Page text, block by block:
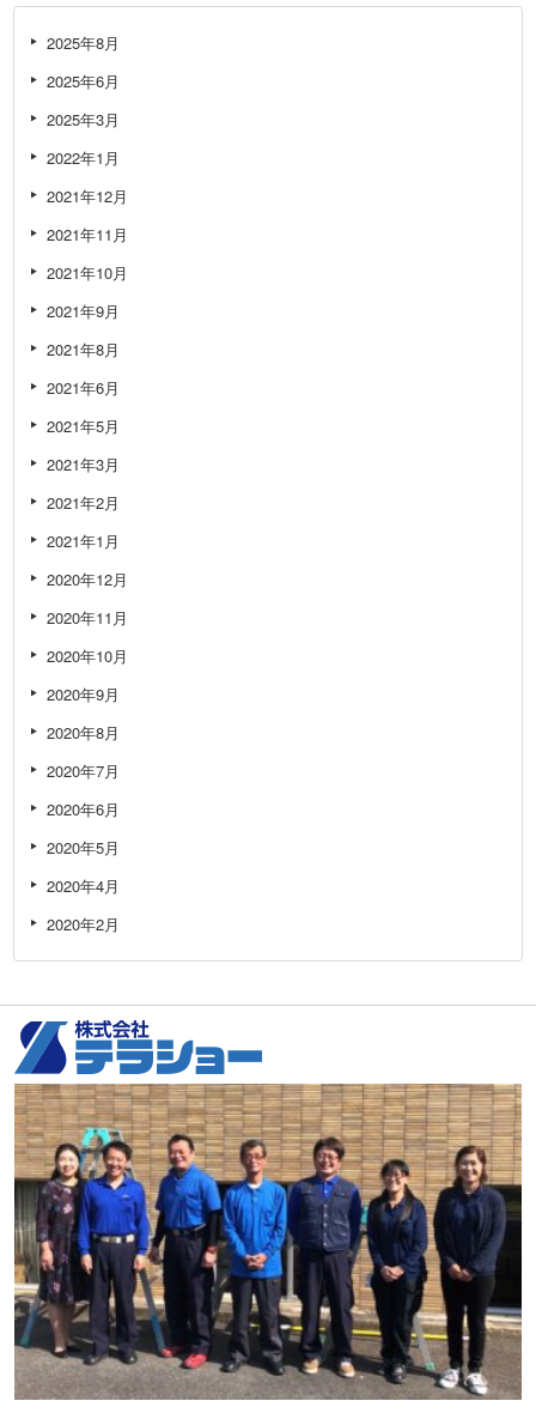
2025年8月
2025年6月
2025年3月
2022年1月
2021年12月
2021年11月
2021年10月
2021年9月
2021年8月
2021年6月
2021年5月
2021年3月
2021年2月
2021年1月
2020年12月
2020年11月
2020年10月
2020年9月
2020年8月
2020年7月
2020年6月
2020年5月
2020年4月
2020年2月